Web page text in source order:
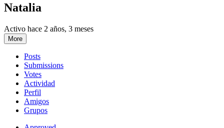
Natalia
Activo hace 2 años, 3 meses
More
Posts
Submissions
Votes
Actividad
Perfil
Amigos
Grupos